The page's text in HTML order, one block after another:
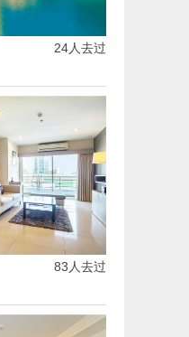
24人去过
83人去过